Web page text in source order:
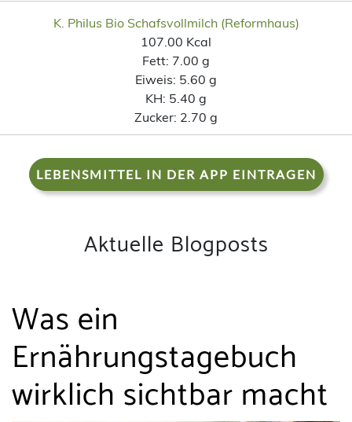
K. Philus Bio Schafsvollmilch (Reformhaus)
107.00 Kcal
Fett: 7.00 g
Eiweis: 5.60 g
KH: 5.40 g
Zucker: 2.70 g
LEBENSMITTEL IN DER APP EINTRAGEN
Aktuelle Blogposts
Was ein
Ernährungstagebuch
wirklich sichtbar macht